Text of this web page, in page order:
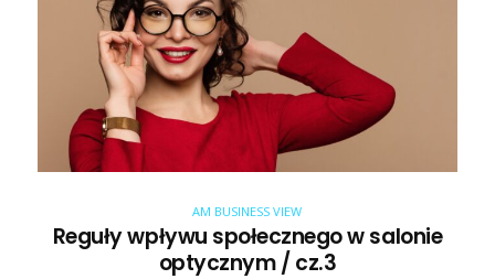
AM BUSINESS VIEW
Reguły wpływu społecznego w salonie
optycznym / cz.3